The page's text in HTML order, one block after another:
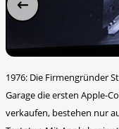
1976: Die Firmengründer
Garage die ersten Apple-
verkaufen, bestehen nur